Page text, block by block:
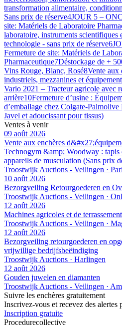
transformation alimentaire,
Sans prix de réserve4JOUR 5 –
site: Matériels de Laboratoire
laboratoire, instruments scientifiques
technologie - sans prix de réserve6
Fermeture de site: Matériels de
Pharmaceutique7Déstockage de +
Vins Rouge, Blanc, Rosé8Vente aux
industriels, mezzanines et
Vario 2021 – Tracteur agricole avec
arrière10Fermeture d’usine :
d’emballage chez Colgate-
Javel et adoucissant pour tissus)
Ventes à venir
09 août 2026
Vente aux enchères
Technogym &amp; Woodway : tapis
appareils de musculation (Sans prix
Troostwijk Auctions - Veilingen ·
10 août 2026
Bezorgveiling Retourgoederen en
Troostwijk Auctions - Veilingen ·
12 août 2026
Machines agricoles et de terrassement
Troostwijk Auctions - Veilingen ·
12 août 2026
Bezorgveiling retourgoederen en
vrijwillige bedrijfsbeëindiging
Troostwijk Auctions · Harlingen
12 août 2026
Gouden juwelen en diamanten
Troostwijk Auctions - Veilingen ·
Suivre les enchères gratuitement
Inscrivez-vous et recevez des alertes
Inscription gratuite
Procedurecollective